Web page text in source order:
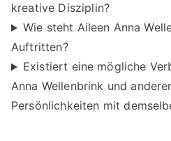
kreative Disziplin?
Wie steht Aileen Anna
Auftritten?
Existiert eine mögliche
Anna Wellenbrink und
Persönlichkeiten mit